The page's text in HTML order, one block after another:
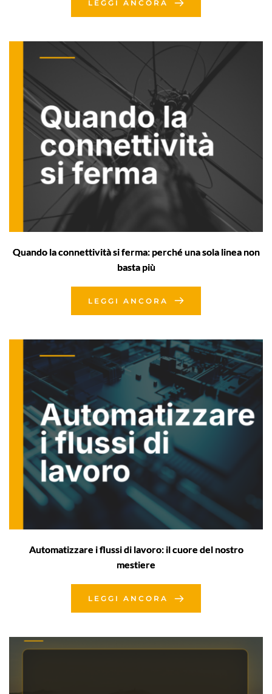
LEGGI ANCORA
Quando la connettività si ferma: perché una sola linea non
basta più
LEGGI ANCORA
Automatizzare i flussi di lavoro: il cuore del nostro
mestiere
LEGGI ANCORA